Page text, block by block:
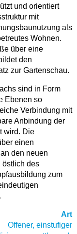
und orientiert
mit
als
Wohnen.
über eine
den
zur Gartenschau.
sind in Form
Ebenen so
Verbindung mit
Anbindung der
wird. Die
einen
den neuen
östlich des
zum
Art
Offener, einstufiger